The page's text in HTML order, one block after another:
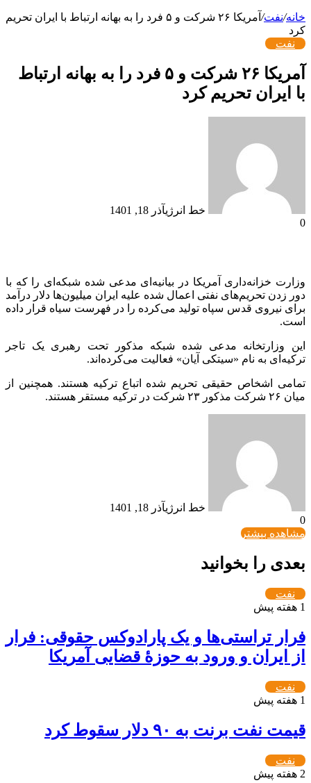
خانه/نفت/
آمریکا ۲۶ شرکت و ۵ فرد را به بهانه ارتباط با ایران تحریم
کرد
نفت
آمریکا ۲۶ شرکت و ۵ فرد را به بهانه ارتباط
با ایران تحریم کرد
خط انرژیآذر 18, 1401
0
وزارت خزانه‌داری آمریکا در بیانیه‌ای مدعی شده شبکه‌ای را که با
دور زدن تحریم‌های نفتی اعمال شده علیه ایران میلیون‌ها دلار درآمد
برای نیروی قدس سپاه تولید می‌کرده را در فهرست سیاه قرار داده
است.
این وزارتخانه مدعی شده شبکه مذکور تحت رهبری یک تاجر
ترکیه‌ای به نام «سیتکی آیان» فعالیت می‌کرده‌اند.
تمامی اشخاص حقیقی تحریم شده اتباع ترکیه هستند. همچنین از
میان ۲۶ شرکت مذکور ۲۳ شرکت در ترکیه مستقر هستند.‌
خط انرژیآذر 18, 1401
0
مشاهده بیشتر
بعدی را بخوانید
نفت
1 هفته پیش
فرار تراستی‌ها و یک پارادوکس حقوقی: فرار
از ایران و ورود به حوزۀ قضایی آمریکا
نفت
1 هفته پیش
قیمت نفت برنت به ۹۰ دلار سقوط کرد
نفت
2 هفته پیش